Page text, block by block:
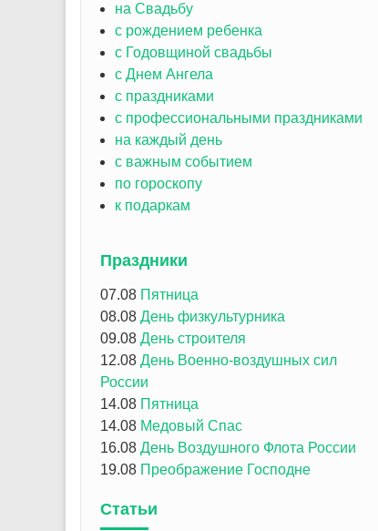
на Свадьбу
с рождением ребенка
с Годовщиной свадьбы
с Днем Ангела
с праздниками
с профессиональными праздниками
на каждый день
с важным событием
по гороскопу
к подаркам
Праздники
07.08 Пятница
08.08 День физкультурника
09.08 День строителя
12.08 День Военно-воздушных сил
России
14.08 Пятница
14.08 Медовый Спас
16.08 День Воздушного Флота России
19.08 Преображение Господне
Статьи